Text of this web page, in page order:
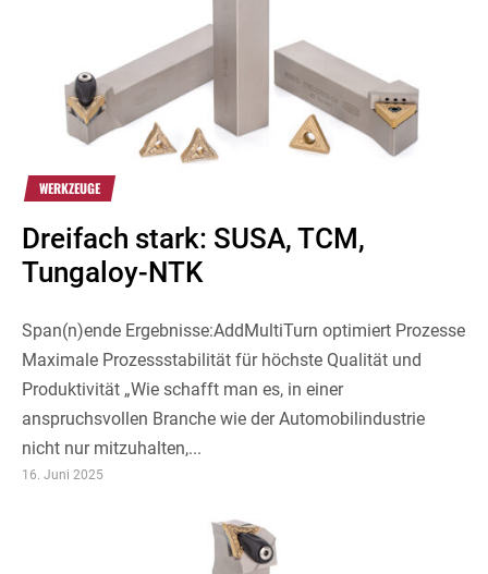
WERKZEUGE
Dreifach stark: SUSA, TCM,
Tungaloy-NTK
Span(n)ende Ergebnisse:AddMultiTurn optimiert Prozesse
Maximale Prozessstabilität für höchste Qualität und
Produktivität „Wie schafft man es, in einer
anspruchsvollen Branche wie der Automobilindustrie
nicht nur mitzuhalten,...
16. Juni 2025